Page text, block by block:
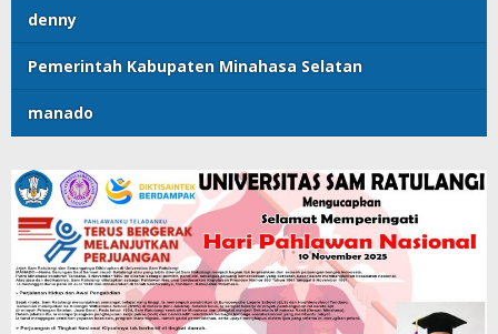
denny
Pemerintah Kabupaten Minahasa Selatan
manado